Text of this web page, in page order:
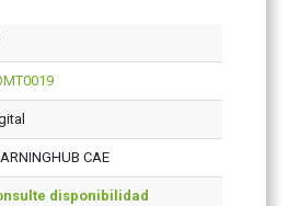
CAE
disponibilidad